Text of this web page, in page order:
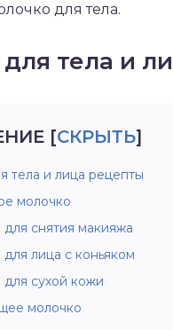
для тела.
тела и
[СКРЫТЬ]
тела и лица рецепты
молочко
снятия макияжа
лица с коньяком
сухой кожи
молочко